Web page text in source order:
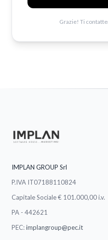
Grazie! Ti
IMPLAN GROUP Srl
P.IVA IT07188110824
Capitale Sociale € 101.000,00 i.v.
PA - 442621
PEC:implangroup@pec.it